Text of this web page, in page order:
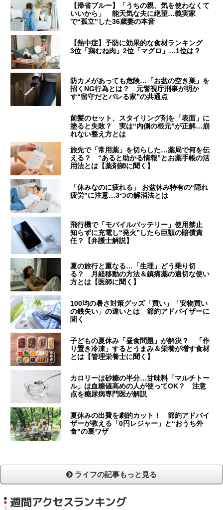
【帰省ブルー】「うちの親、気を使わなくて
いいから」 能天気な夫に絶望…義実家
で“孤立”した36歳妻の本音
【熱中症】予防に効果的な食材ランキング
3位「鶏むね肉」2位「マグロ」…1位は？
防カメがあっても危険…「お盆の空き巣」を
招くNG行為とは？ 元警視庁刑事が明か
す“留守だとバレる家”の共通点
前髪のセット、スタイリング剤を「表面」に
塗ると失敗？ 実は“内側の根元”が正解…崩
れない整え方とは
旅先で「常用薬」を切らした…薬局で何を伝
える？ “あると助かる情報”とお薬手帳の活
用法とは【薬剤師に聞く】
「休みなのに疲れる」 お盆休み特有の“隠れ
疲労”に注意…3つの解消法とは
飛行機で「モバイルバッテリー」使用禁止
知らずに充電し“発火”したら巨額の賠償責
任？【弁護士解説】
夏の旅行と重なる…「生理」どう乗り切
る？ 月経移動の方法＆鎮痛薬の適切な使い
方とは【医師に聞く】
100均の暑さ対策グッズ「買い」「安物買い
の銭失い」の違いとは 節約アドバイザーに
聞く
子どもの夏休み「昼食問題」が解決？ 「作
り置き冷凍」するとうまみ＆栄養が増す食材
とは【管理栄養士に聞く】
カロリーは砂糖の半分…甘味料「マルチトー
ル」は血糖値高めの人が使ってOK？ 注意
点を糖尿病専門医が解説
夏休みの出費を劇的カット！ 節約アドバイ
ザーが教える「0円レジャー」と“おうち外
食”の裏ワザ
ライフの記事もっと見る
週間アクセスランキング